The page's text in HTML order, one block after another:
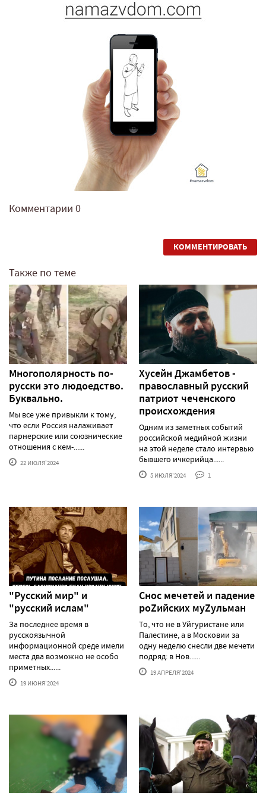
Комментарии 0
КОММЕНТИРОВАТЬ
Также по теме
Многополярность по-
русски это людоедство.
Буквально.
Мы все уже привыкли к тому,
что если Россия налаживает
парнерские или союзнические
отношения с кем-......
22 ИЮЛЯ'2024
Хусейн Джамбетов -
православный русский
патриот чеченского
происхождения
Одним из заметных событий
российской медийной жизни
на этой неделе стало интервью
бывшего ичкерийца......
5 ИЮЛЯ'2024 1
"Русский мир" и
"русский ислам"
За последнее время в
русскоязычной
информационной среде имели
места два возможно не особо
приметных......
19 ИЮНЯ'2024
Снос мечетей и падение
роZийских муZульман
То, что не в Уйгуристане или
Палестине, а в Московии за
одну неделю снесли две мечети
подряд: в Нов......
19 АПРЕЛЯ'2024